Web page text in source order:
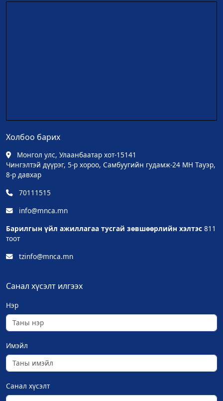
Холбоо барих
Монгол улс, Улаанбаатар хот-15141
Чингэлтэй дүүрэг, 5-р хороо, Самбуугийн гудамж-24 МН Тауэр,
8-р давхар
70111515
info@mnca.mn
Барилгын үйл ажиллагаа тусгай зөвшөөрлийн хэлтэс 811
тоот
tzinfo@mnca.mn
Санал хүсэлт илгээх
Нэр
Имэйл
Санал хүсэлт